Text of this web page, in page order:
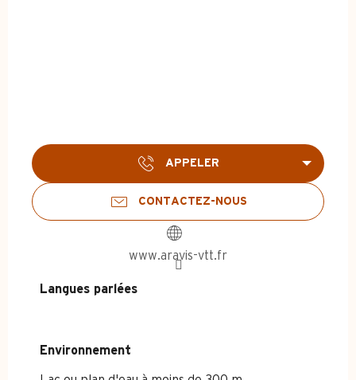
APPELER
CONTACTEZ-NOUS
www.aravis-vtt.fr
Langues parlées
Langues parlées
Environnement
Environnement